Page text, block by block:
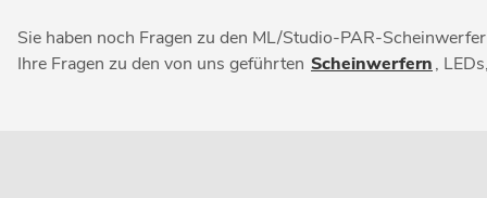
Sie haben noch Fragen zu den ML/Studio-PAR-
Ihre Fragen zu den von uns geführten Scheinwerfern, LEDs,